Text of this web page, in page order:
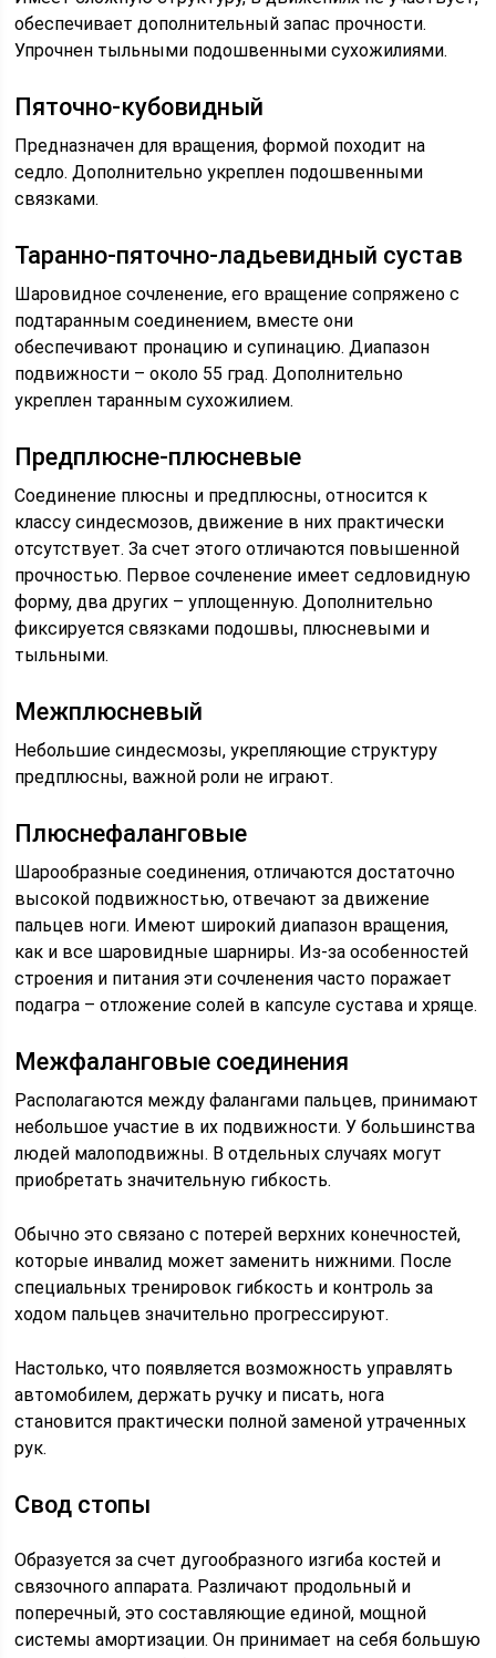
обеспечивает дополнительный запас прочности.
Упрочнен тыльными подошвенными сухожилиями.
Пяточно-кубовидный
Предназначен для вращения, формой походит на
седло. Дополнительно укреплен подошвенными
связками.
Таранно-пяточно-ладьевидный сустав
Шаровидное сочленение, его вращение сопряжено с
подтаранным соединением, вместе они
обеспечивают пронацию и супинацию. Диапазон
подвижности – около 55 град. Дополнительно
укреплен таранным сухожилием.
Предплюсне-плюсневые
Соединение плюсны и предплюсны, относится к
классу синдесмозов, движение в них практически
отсутствует. За счет этого отличаются повышенной
прочностью. Первое сочленение имеет седловидную
форму, два других – уплощенную. Дополнительно
фиксируется связками подошвы, плюсневыми и
тыльными.
Межплюсневый
Небольшие синдесмозы, укрепляющие структуру
предплюсны, важной роли не играют.
Плюснефаланговые
Шарообразные соединения, отличаются достаточно
высокой подвижностью, отвечают за движение
пальцев ноги. Имеют широкий диапазон вращения,
как и все шаровидные шарниры. Из-за особенностей
строения и питания эти сочленения часто поражает
подагра – отложение солей в капсуле сустава и хряще.
Межфаланговые соединения
Располагаются между фалангами пальцев, принимают
небольшое участие в их подвижности. У большинства
людей малоподвижны. В отдельных случаях могут
приобретать значительную гибкость.
Обычно это связано с потерей верхних конечностей,
которые инвалид может заменить нижними. После
специальных тренировок гибкость и контроль за
ходом пальцев значительно прогрессируют.
Настолько, что появляется возможность управлять
автомобилем, держать ручку и писать, нога
становится практически полной заменой утраченных
рук.
Свод стопы
Образуется за счет дугообразного изгиба костей и
связочного аппарата. Различают продольный и
поперечный, это составляющие единой, мощной
системы амортизации. Он принимает на себя большую